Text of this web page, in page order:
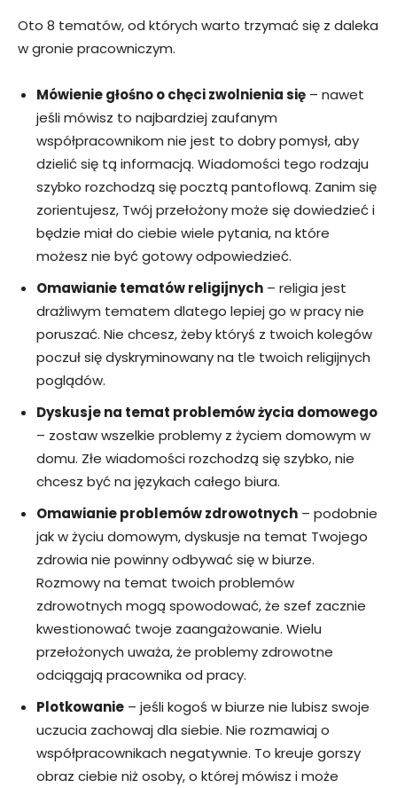
Oto 8 tematów, od których warto trzymać się z daleka
w gronie pracowniczym.
Mówienie głośno o chęci zwolnienia się – nawet
jeśli mówisz to najbardziej zaufanym
współpracownikom nie jest to dobry pomysł, aby
dzielić się tą informacją. Wiadomości tego rodzaju
szybko rozchodzą się pocztą pantoflową. Zanim się
zorientujesz, Twój przełożony może się dowiedzieć i
będzie miał do ciebie wiele pytania, na które
możesz nie być gotowy odpowiedzieć.
Omawianie tematów religijnych – religia jest
drażliwym tematem dlatego lepiej go w pracy nie
poruszać. Nie chcesz, żeby któryś z twoich kolegów
poczuł się dyskryminowany na tle twoich religijnych
poglądów.
Dyskusje na temat problemów życia domowego
– zostaw wszelkie problemy z życiem domowym w
domu. Złe wiadomości rozchodzą się szybko, nie
chcesz być na językach całego biura.
Omawianie problemów zdrowotnych – podobnie
jak w życiu domowym, dyskusje na temat Twojego
zdrowia nie powinny odbywać się w biurze.
Rozmowy na temat twoich problemów
zdrowotnych mogą spowodować, że szef zacznie
kwestionować twoje zaangażowanie. Wielu
przełożonych uważa, że problemy zdrowotne
odciągają pracownika od pracy.
Plotkowanie – jeśli kogoś w biurze nie lubisz swoje
uczucia zachowaj dla siebie. Nie rozmawiaj o
współpracownikach negatywnie. To kreuje gorszy
obraz ciebie niż osoby, o której mówisz i może